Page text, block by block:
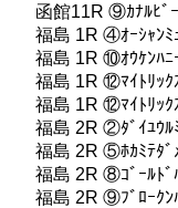
函館11R ⑨ｶﾅﾙﾋﾞ
福島 1R ④ｵｰｼｬﾝﾐ
福島 1R ⑩ｵｳｹﾝﾊﾆ
福島 1R ⑫ﾏｲﾄﾘｯｸ
福島 1R ⑫ﾏｲﾄﾘｯｸ
福島 2R ②ﾀﾞｲﾕｳﾙ
福島 2R ⑤ﾎｶﾐﾃﾀﾞ
福島 2R ⑧ｺﾞｰﾙﾄﾞ
福島 2R ⑨ﾌﾞﾛｰｸﾝ